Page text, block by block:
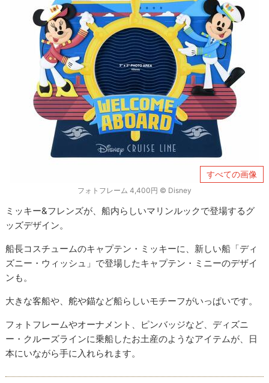
すべての画像
フォトフレーム 4,400円 © ︎Disney
ミッキー&フレンズが、船内らしいマリンルックで登場するグ
ッズデザイン。
船長コスチュームのキャプテン・ミッキーに、新しい船「ディ
ズニー・ウィッシュ」で登場したキャプテン・ミニーのデザイ
ンも。
大きな客船や、舵や錨など船らしいモチーフがいっぱいです。
フォトフレームやオーナメント、ピンバッジなど、ディズニ
ー・クルーズラインに乗船したお土産のようなアイテムが、日
本にいながら手に入れられます。